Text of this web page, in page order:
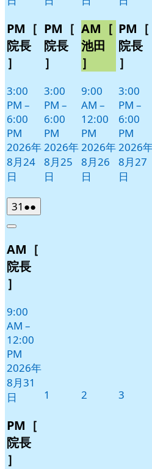
PM［
院長
］
3:00
PM –
6:00
PM
2026年
8月24
日
PM［
院長
］
3:00
PM –
6:00
PM
2026年
8月25
日
AM［
池田
］
9:00
AM –
12:00
PM
2026年
8月26
日
PM［
院長
］
3:00
PM –
6:00
PM
2026
8月27
日
31 2026
年
月
31
日
●●
件
イ
Close
AM［
院長
］
9:00
AM –
12:00
PM
2026年
8月31
日
PM［
院長
］
1 2 3